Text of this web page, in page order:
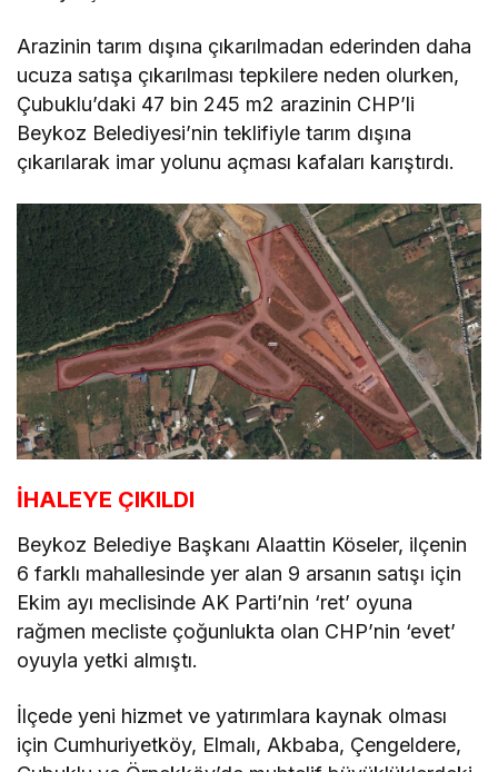
Arazinin tarım dışına çıkarılmadan ederinden daha
ucuza satışa çıkarılması tepkilere neden olurken,
Çubuklu’daki 47 bin 245 m2 arazinin CHP’li
Beykoz Belediyesi’nin teklifiyle tarım dışına
çıkarılarak imar yolunu açması kafaları karıştırdı.
İHALEYE ÇIKILDI
Beykoz Belediye Başkanı Alaattin Köseler, ilçenin
6 farklı mahallesinde yer alan 9 arsanın satışı için
Ekim ayı meclisinde AK Parti’nin ‘ret’ oyuna
rağmen mecliste çoğunlukta olan CHP’nin ‘evet’
oyuyla yetki almıştı.
İlçede yeni hizmet ve yatırımlara kaynak olması
için Cumhuriyetköy, Elmalı, Akbaba, Çengeldere,